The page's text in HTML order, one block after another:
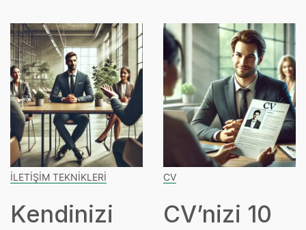
İLETIŞIM TEKNIKLERI
Kendinizi
CV
CV’nizi 10